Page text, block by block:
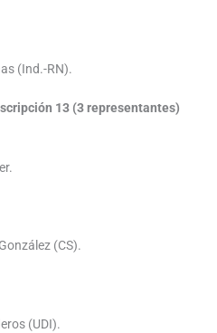
(Ind.-RN).
13 (3 representantes)
(CS).
(UDI).